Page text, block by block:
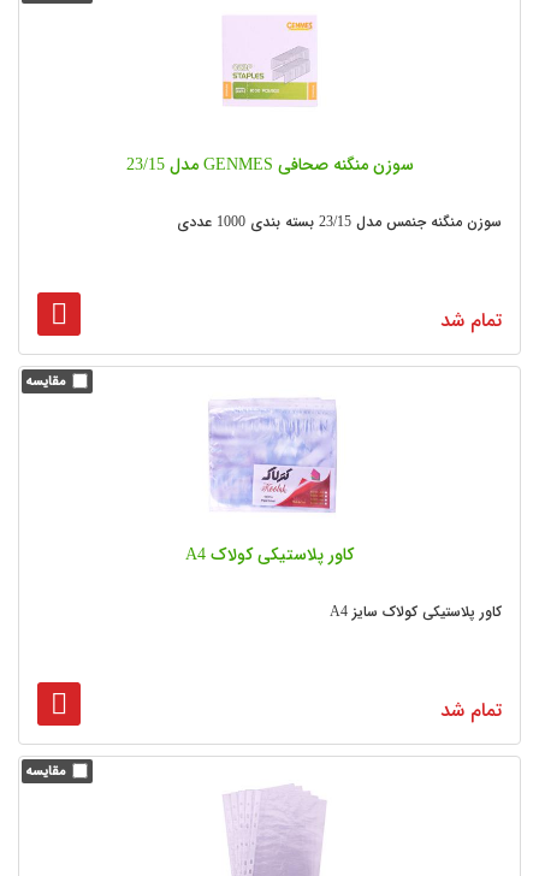
سوزن منگنه صحافی GENMES مدل 23/15
سوزن منگنه جنمس مدل 23/15 بسته بندی 1000 عددی
تمام شد
کاور پلاستیکی کولاک A4
کاور پلاستیکی کولاک سایز A4
تمام شد